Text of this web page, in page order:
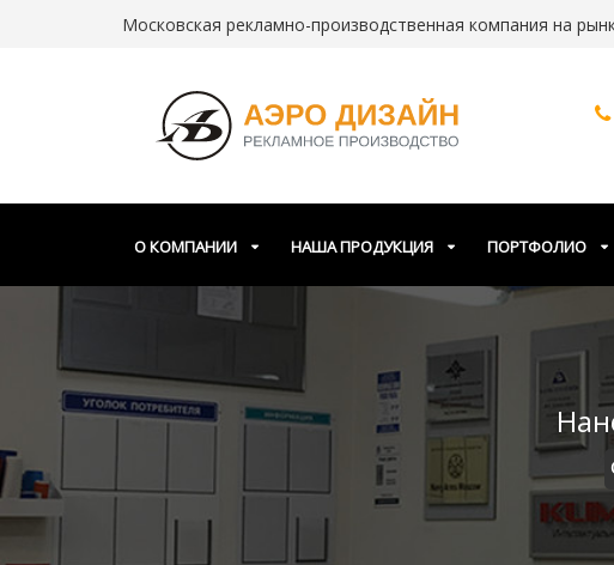
Московская рекламно-производственная компания на
О КОМПАНИИ НАША ПРОДУКЦИЯ ПОРТФОЛИО